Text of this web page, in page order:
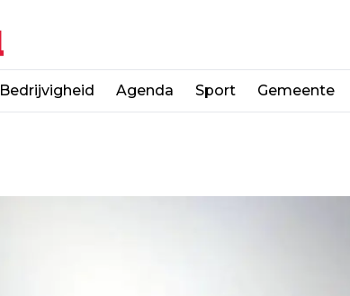
Bedrijvigheid Agenda Sport Gemeente